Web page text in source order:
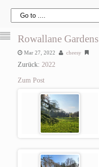
Rowallane Gardens
Mar 27, 2022 cheesy
Zurück: 2022
Zum Post